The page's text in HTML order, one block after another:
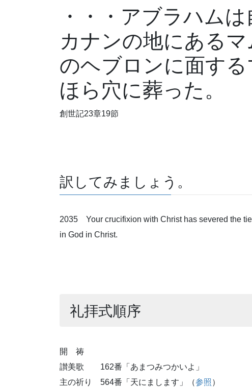
・・・アブラハムは
カナンの地にある
のヘブロンに面す
ほら穴に葬った。
創世記23章19節
訳してみましょう。
2035 Your crucifixion with Christ has severed the
in God in Christ.
礼拝式順序
開 祷
讃美歌 162番「あまつみつかいよ」
主の祈り 564番「天にまします」（参照 ）